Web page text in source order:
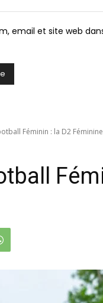
email et site web